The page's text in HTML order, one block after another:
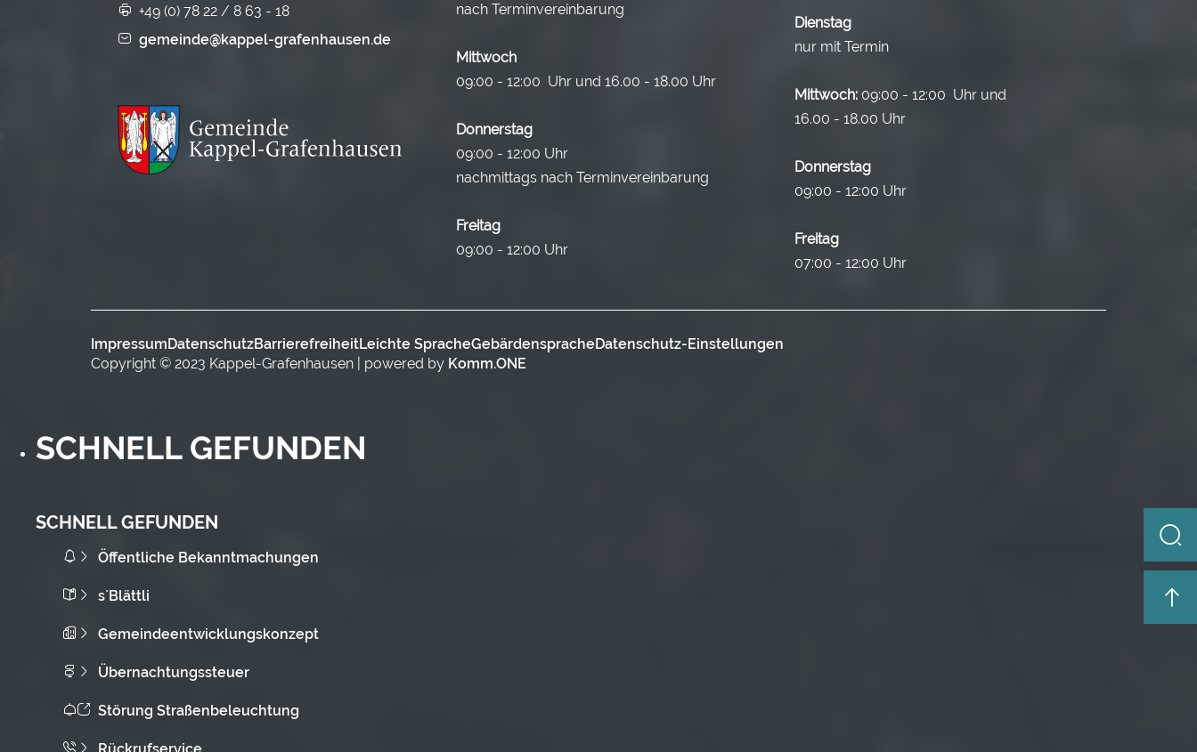
+49 (0) 78 22 / 8 63 - 18
gemeinde@kappel-grafenhausen.de
nach Terminvereinbarung
Mittwoch
09:00 - 12:00 Uhr und 16.00 - 18.00 Uhr
Donnerstag
09:00 - 12:00 Uhr
nachmittags nach Terminvereinbarung
Freitag
09:00 - 12:00 Uhr
Dienstag
nur mit Termin
Mittwoch: 09:00 - 12:00 Uhr und
16.00 - 18.00 Uhr
Donnerstag
09:00 - 12:00 Uhr
Freitag
07:00 - 12:00 Uhr
Impressum DatenschutzBarrierefreiheitLeichte SpracheGebärdenspracheDatenschutz-Einstellungen
Copyright © 2023 Kappel-Grafenhausen | powered by Komm.ONE
SCHNELL GEFUNDEN
SCHNELL GEFUNDEN
Öffentliche Bekanntmachungen
s`Blättli
Gemeindeentwicklungskonzept
Übernachtungssteuer
Störung Straßenbeleuchtung